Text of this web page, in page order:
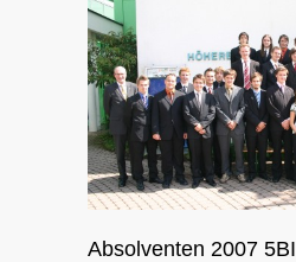
Absolventen 2007 5BI